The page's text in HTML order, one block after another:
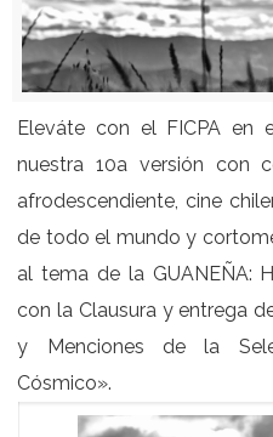
Eleváte con el FICPA en
nuestra 10a versión con
afrodescendiente, cine
de todo el mundo y
al tema de la GUANEÑA:
con la Clausura y entrega
y Menciones de la
Cósmico».